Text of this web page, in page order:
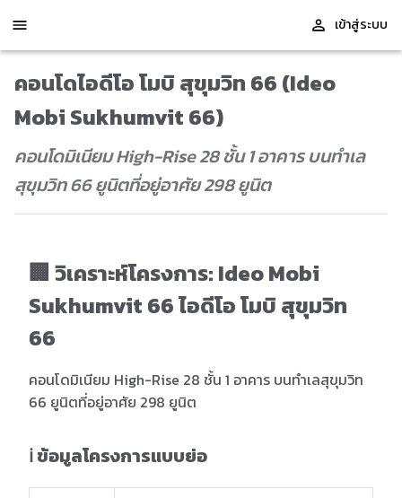
เข้าสู่ระบบ
คอนโดไอดีโอ โมบิ สุขุมวิท 66 (Ideo
Mobi Sukhumvit 66)
คอนโดมิเนียม High-Rise 28 ชั้น 1 อาคาร บนทำเล
สุขุมวิท 66 ยูนิตที่อยู่อาศัย 298 ยูนิต
🏢 วิเคราะห์โครงการ: Ideo Mobi
Sukhumvit 66 ไอดีโอ โมบิ สุขุมวิท
66
คอนโดมิเนียม High-Rise 28 ชั้น 1 อาคาร บนทำเลสุขุมวิท
66 ยูนิตที่อยู่อาศัย 298 ยูนิต
ℹ️ ข้อมูลโครงการแบบย่อ